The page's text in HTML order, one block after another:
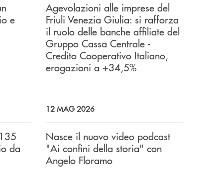
e
Agevolazioni alle imprese del
Friuli Venezia Giulia: si rafforza
il ruolo delle banche affiliate del
Gruppo Cassa Centrale -
Credito Cooperativo Italiano,
erogazioni a +34,5%
da
12 MAG 2026
Nasce il nuovo video podcast
"Ai confini della storia" con
Angelo Floramo